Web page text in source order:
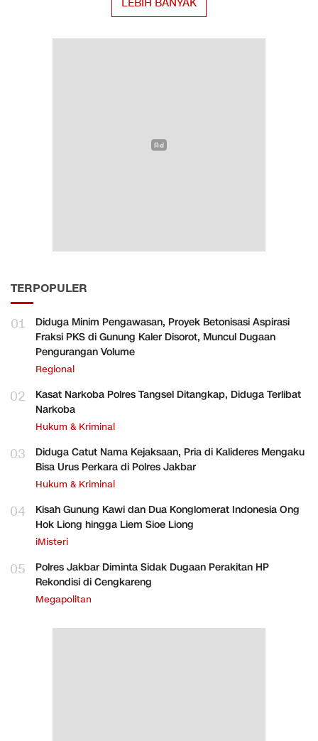
LEBIH BANYAK
TERPOPULER
01
Diduga Minim Pengawasan, Proyek Betonisasi Aspirasi
Fraksi PKS di Gunung Kaler Disorot, Muncul Dugaan
Pengurangan Volume
Regional
02
Kasat Narkoba Polres Tangsel Ditangkap, Diduga Terlibat
Narkoba
Hukum & Kriminal
03
Diduga Catut Nama Kejaksaan, Pria di Kalideres Mengaku
Bisa Urus Perkara di Polres Jakbar
Hukum & Kriminal
04
Kisah Gunung Kawi dan Dua Konglomerat Indonesia Ong
Hok Liong hingga Liem Sioe Liong
iMisteri
05
Polres Jakbar Diminta Sidak Dugaan Perakitan HP
Rekondisi di Cengkareng
Megapolitan